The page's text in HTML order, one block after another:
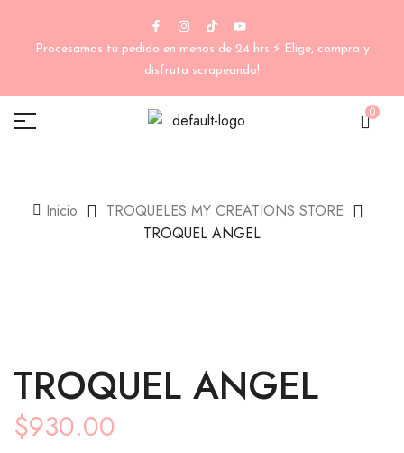
Procesamos tu pedido en menos de 24 hrs.⚡ Elige, compra y
disfruta scrapeando!
0
Inicio
TROQUELES MY CREATIONS STORE
TROQUEL ANGEL
TROQUEL ANGEL
$930.00